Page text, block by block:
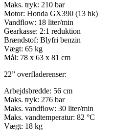
Maks. tryk: 210 bar
Motor: Honda GX390 (13 hk)
Vandflow: 18 liter/min
Gearkasse: 2:1 reduktion
Brændstof: Blyfri benzin
Vægt: 65 kg
Mål: 78 x 63 x 81 cm
22” overfladerenser:
Arbejdsbredde: 56 cm
Maks. tryk: 276 bar
Maks. vandflow: 30 liter/min
Maks. vandtemperatur: 82 °C
Vægt: 18 kg